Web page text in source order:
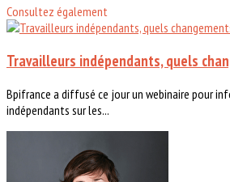
Consultez également
Travailleurs indépendants, quels
Bpifrance a diffusé ce jour un webinaire pour
indépendants sur les...